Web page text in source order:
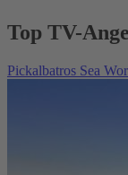
Top TV-
Pickalbatros Sea